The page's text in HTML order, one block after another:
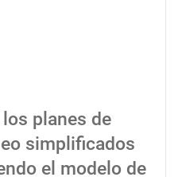
planes de
simplificados
el modelo de